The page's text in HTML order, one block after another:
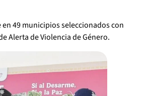
49 municipios seleccionados con
Alerta de Violencia de Género.